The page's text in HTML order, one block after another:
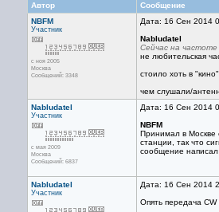
Автор
Сообщение
NBFM
Участник
с ноя 2005
Москва
Сообщений: 3348
Дата: 16 Сен 2014
Nabludatel
Сейчас на
не любительская
стоило хоть в
чем слушали/
Nabludatel
Участник
с мая 2009
Москва
Сообщений: 6837
Дата: 16 Сен 2014
NBFM
Принимал в Москве
станции, так что
сообщение написал
Nabludatel
Участник
Дата: 16 Сен 2014
Опять передача CW